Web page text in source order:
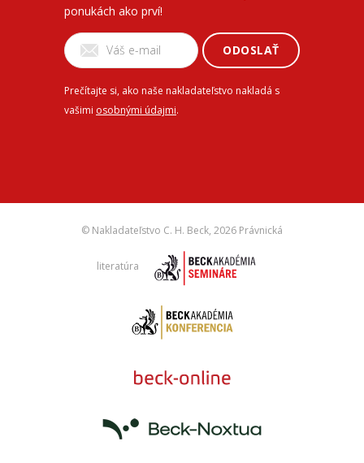
ponukách ako prví!
ODOSLAŤ
Prečítajte si, ako naše nakladateľstvo nakladá s
vašimi osobnými údajmi.
© Nakladateľstvo C. H. Beck, 2026 Právnická
literatúra